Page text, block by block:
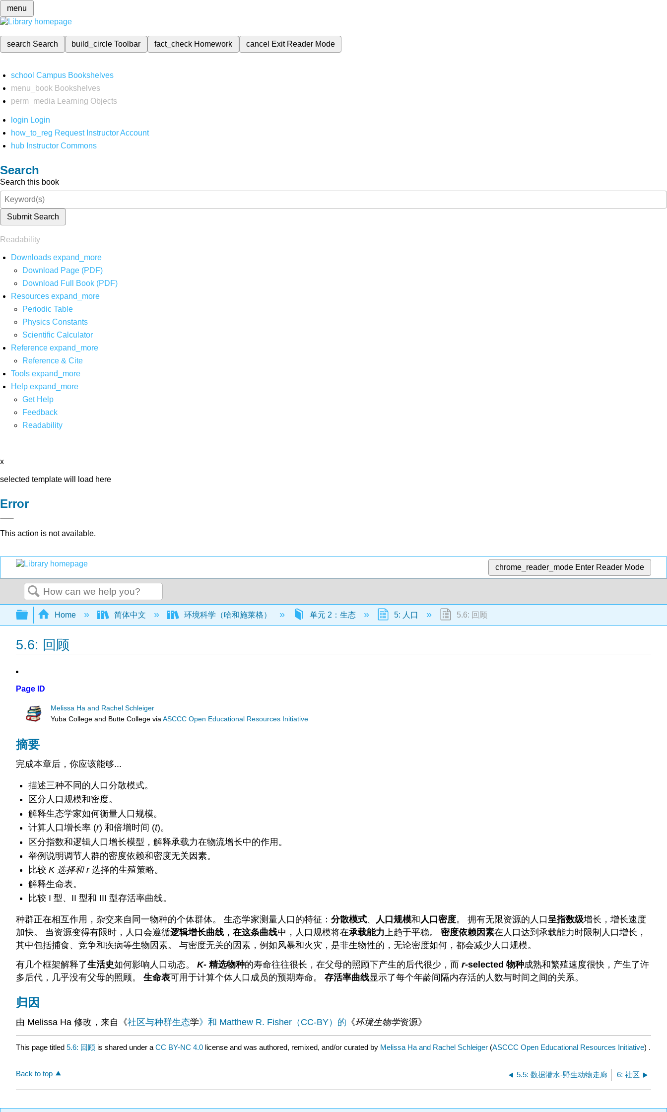
menu
search Search build_circleToolbar fact_check Homework cancel Exit Reader Mode
school Campus Bookshelves
menu_book Bookshelves
perm_media
Learning Objects
login Login
how_to_reg Request Instructor Account
hub Instructor Commons
Search
Search this book
Submit Search
Readability
Downloads expand_more
Download Page (PDF)
Download Full Book (PDF)
Resources expand_more
Periodic Table
Physics Constants
Scientific Calculator
Reference expand_more
Reference & Cite
Tools expand_more
Help expand_more
Get Help
Feedback
Readability
x
selected template will load here
Error
This action is not available.
chrome_reader_mode Enter Reader Mode
Search
Expand/collapse global hierarchy
Home 简体中文 环境科学（哈和施莱格） 单元 2：生态 5: 人口 5.6: 回顾
5.6: 回顾
Page ID
Melissa Ha and Rachel Schleiger
Yuba College and Butte College viaASCCC Open Educational Resources Initiative
摘要
完成本章后，你应该能够...
描述三种不同的人口分散模式。
区分人口规模和密度。
解释生态学家如何衡量人口规模。
计算人口增长率 (r) 和倍增时间 (t)。
区分指数和逻辑人口增长模型，解释承载力在物流增长中的作用。
举例说明调节人群的密度依赖和密度无关因素。
比较 K 选择和 r选择的生殖策略。
解释生命表。
比较 I 型、II 型和 III 型存活率曲线。
种群正在相互作用，杂交来自同一物种的个体群体。 生态学家测量人口的特征： 分散模式、 人口规模和 人口密度。 拥有无限资源的人口 呈指数级增长，增长速度
加快。 当资源变得有限时，人口会遵循逻辑增长曲线，在这条曲线中，人口规模将在承载能力 上趋于平稳。 密度依赖因素在人口达到承载能力时限制人口增长，
其中包括捕食、竞争和疾病等生物因素。 与密度无关的因素，例如风暴和火灾，是非生物性的，无论密度如何，都会减少人口规模。
有几个框架解释了生活史如何影响人口动态。 K- 精选物种的寿命往往很长，在父母的照顾下产生的后代很少，而 r-selected 物种成熟和繁殖速度很快，产生了许
多后代，几乎没有父母的照顾。 生命表可用于计算个体人口成员的预期寿命。 存活率曲线显示了每个年龄间隔内存活的人数与时间之间的关系。
归因
由 Melissa Ha 修改，来自《社区与种群生态学》和 Matthew R. Fisher（ CC-BY）的 《环境生物学资源》
This page titled 5.6: 回顾 is shared under a CC BY-NC 4.0 license and was authored, remixed, and/or curated by Melissa Ha and Rachel Schleiger (ASCCC Open Educational Resources Initiative) .
Back to top 5.5: 数据潜水-野生动物走廊 6: 社区